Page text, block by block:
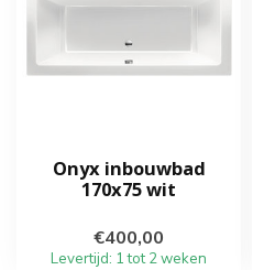
Onyx inbouwbad
170x75 wit
€400,00
Levertijd: 1 tot 2 weken